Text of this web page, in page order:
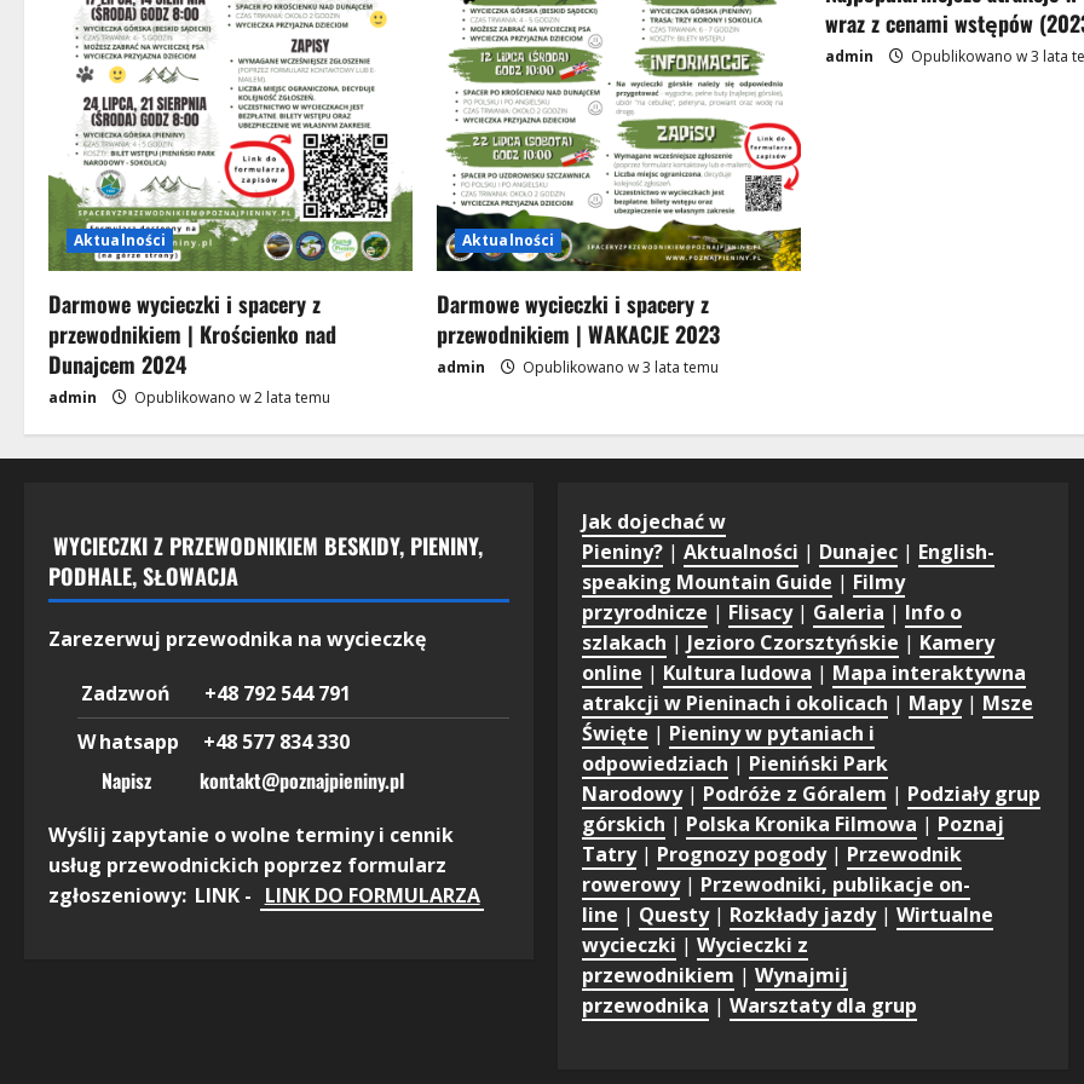
Aktualności
Darmowe wycieczki i spacery z
przewodnikiem | Krościenko nad
Dunajcem 2024
admin Opublikowano w 2 lata temu
Aktualności
Darmowe wycieczki i spacery z
przewodnikiem | WAKACJE 2023
admin Opublikowano w 3 lata temu
wraz z cenami wstępów
admin
Opublikowano w 3 lata
WYCIECZKI Z PRZEWODNIKIEM BESKIDY, PIENINY,
PODHALE, SŁOWACJA
Zarezerwuj przewodnika na wycieczkę
Zadzwoń +48 792 544 791
Whatsapp +48 577 834 330
Napisz kontakt@poznajpieniny.pl
Wyślij zapytanie o wolne terminy i cennik
usług przewodnickich poprzez formularz
zgłoszeniowy: LINK - LINK DO FORMULARZA
Jak dojechać w
Pieniny? |Aktualności | Dunajec | English-
speaking Mountain Guide | Filmy
przyrodnicze | Flisacy| Galeria | Info o
szlakach | Jezioro Czorsztyńskie | Kamery
online | Kultura ludowa | Mapa interaktywna
atrakcji w Pieninach i okolicach | Mapy| Msze
Święte | Pieniny w pytaniach i
odpowiedziach | Pieniński Park
Narodowy| Podróże z Góralem | Podziały grup
górskich | Polska Kronika Filmowa | Poznaj
Tatry| Prognozy pogody| Przewodnik
rowerowy| Przewodniki, publikacje on-
line | Questy| Rozkłady jazdy|Wirtualne
wycieczki |Wycieczki z
przewodnikiem |Wynajmij
przewodnika |Warsztaty dla grup